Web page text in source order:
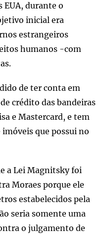
EUA, durante o
inicial era
estrangeiros
humanos -com
de ter conta em
crédito das bandeiras
e Mastercard, e tem
que possui no
a Lei Magnitsky foi
Moraes porque ele
estabelecidos pela
seria somente uma
o julgamento de